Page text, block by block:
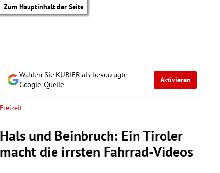
Zum Hauptinhalt der Seite
Wählen Sie KURIER als bevorzugte
Google-Quelle
Aktivieren
Freizeit
Hals und Beinbruch: Ein Tiroler
macht die irrsten Fahrrad-Videos